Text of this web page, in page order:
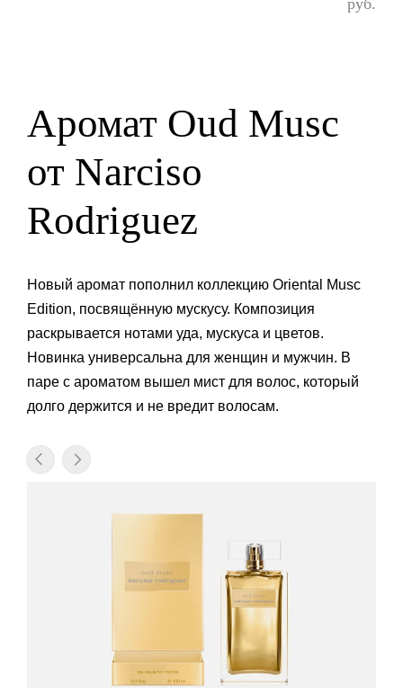
Аромат Oud Musc
от Narciso
Rodriguez
Новый аромат пополнил коллекцию Oriental Musc
Edition, посвящённую мускусу. Композиция
раскрывается нотами уда, мускуса и цветов.
Новинка универсальна для женщин и мужчин. В
паре с ароматом вышел мист для волос, который
долго держится и не вредит волосам.